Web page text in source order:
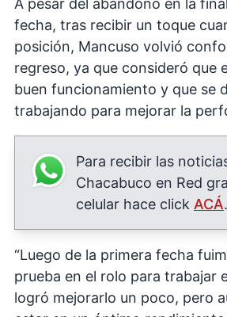
A pesar del abandono en la
fecha, tras recibir un toque
posición, Mancuso volvió
regreso, ya que consideró que
buen funcionamiento y que se
trabajando para mejorar la
Para recibir las
Chacabuco en Red
celular hace click ACÁ.
“Luego de la primera fecha
prueba en el rolo para trabajar
logró mejorarlo un poco, pero